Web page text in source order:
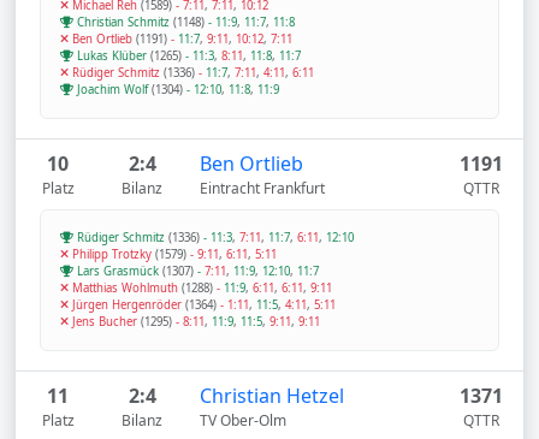
Michael Reh (1589) - 7:11, 7:11, 10:12
Christian Schmitz (1148) - 11:9, 11:7, 11:8
Ben Ortlieb (1191) - 11:7, 9:11, 10:12, 7:11
Lukas Klüber (1265) - 11:3, 8:11, 11:8, 11:7
Rüdiger Schmitz (1336) - 11:7, 7:11, 4:11, 6:11
Joachim Wolf(1304) - 12:10, 11:8, 11:9
10
Platz
2:4
Bilanz
Ben Ortlieb
Eintracht Frankfurt
1191
QTTR
Rüdiger Schmitz (1336) - 11:3, 7:11, 11:7, 6:11, 12:10
Philipp Trotzky (1579) - 9:11, 6:11, 5:11
Lars Grasmück (1307) - 7:11, 11:9, 12:10, 11:7
Matthias Wohlmuth (1288) - 11:9, 6:11, 6:11, 9:11
Jürgen Hergenröder (1364) - 1:11, 11:5, 4:11, 5:11
Jens Bucher (1295) - 8:11, 11:9, 11:5, 9:11, 9:11
11
Platz
2:4
Bilanz
Christian Hetzel
TV Ober-Olm
1371
QTTR